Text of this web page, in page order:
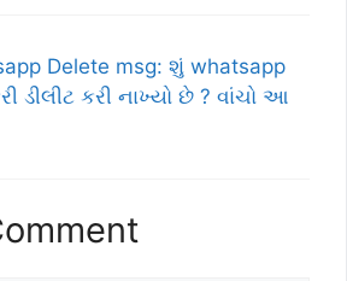
Delete msg: શું whatsapp
ડીલીટ કરી નાખ્યો છે ? વાંચો આ